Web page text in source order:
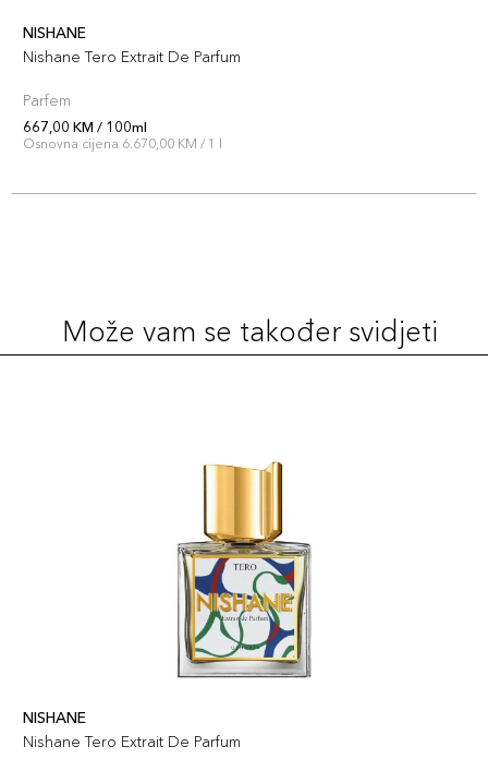
NISHANE
Nishane Tero Extrait De Parfum
Parfem
667,00 KM / 100ml
Osnovna cijena 6.670,00 KM / 1 l
Može vam se također svidjeti
NISHANE
Nishane Tero Extrait De Parfum